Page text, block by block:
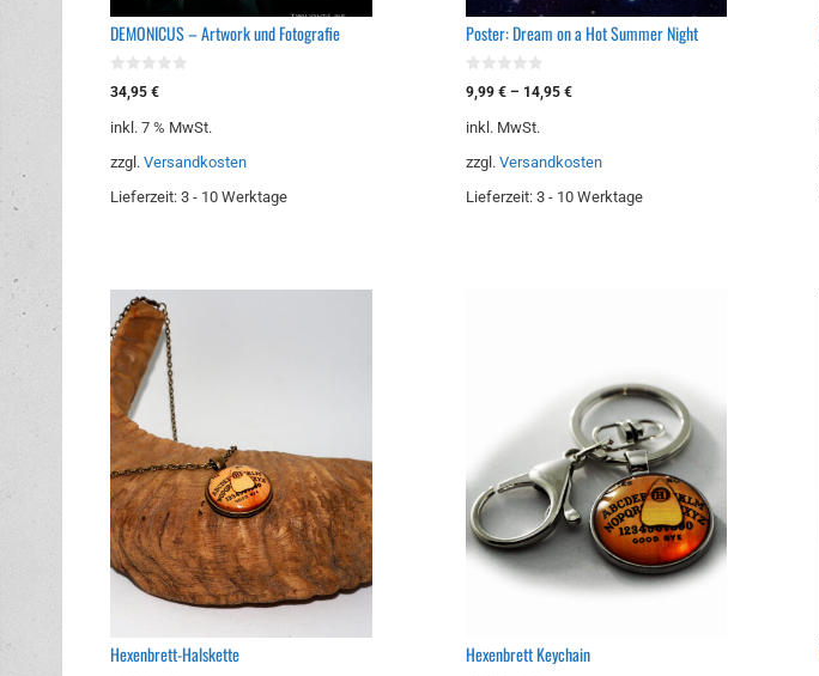
DEMONICUS – Artwork und Fotografie
0
v
n
34,95 €
inkl. 7 % MwSt.
zzgl. Versandkosten
Lieferzeit: 3 - 10 Werktage
Poster: Dream on a Hot Summer Night
0
v
n
9,99 €– 14,95 €
inkl. MwSt.
zzgl. Versandkosten
Lieferzeit: 3 - 10 Werktage
Hexenbrett-Halskette Hexenbrett Keychain